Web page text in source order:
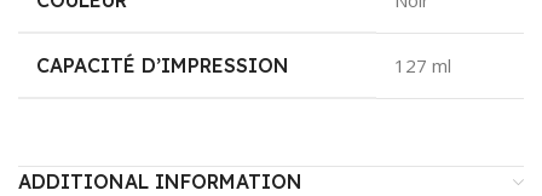
CAPACITÉ D’IMPRESSION 127 ml
ADDITIONAL INFORMATION